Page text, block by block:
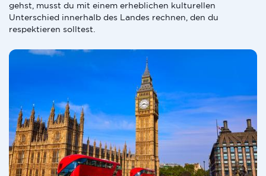
gehst, musst du mit einem erheblichen kulturellen
Unterschied innerhalb des Landes rechnen, den du
respektieren solltest.